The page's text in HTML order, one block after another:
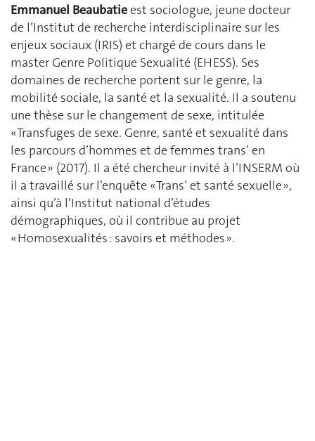
Emmanuel Beaubatieest sociologue, jeune docteur
de l’Institut de recherche interdisciplinaire sur les
enjeux sociaux (IRIS) et chargé de cours dans le
master Genre Politique Sexualité (EHESS). Ses
domaines de recherche portent sur le genre, la
mobilité sociale, la santé et la sexualité. Il a soutenu
une thèse sur le changement de sexe, intitulée
« Transfuges de sexe. Genre, santé et sexualité dans
les parcours d’hommes et de femmes trans’ en
France » (2017). Il a été chercheur invité à l’INSERM où
il a travaillé sur l’enquête « Trans’ et santé sexuelle »,
ainsi qu’à l’Institut national d’études
démographiques, où il contribue au projet
« Homosexualités : savoirs et méthodes ».